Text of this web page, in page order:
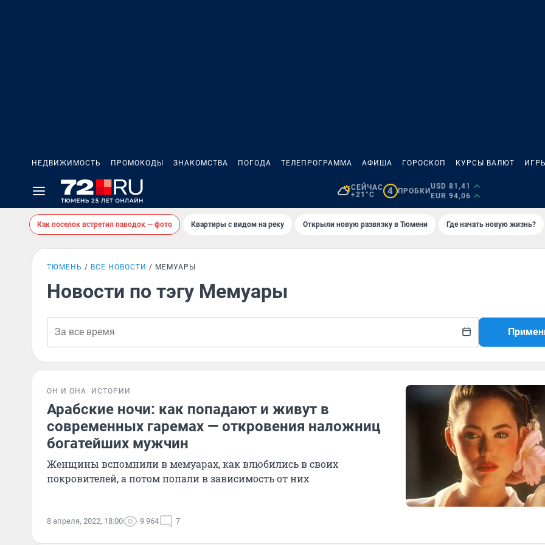
НЕДВИЖИМОСТЬ ПРОМОКОДЫ ЗНАКОМСТВА ПОГОДА ТЕЛЕПРОГРАММА АФИША ГОРОСКОП КУРСЫ ВАЛЮТ
СЕЙЧАС
+21°C
4 ПРОБКИ
USD 81,41
EUR 94,06
Как поселок встретил паводок — фото Квартиры с видом на реку Открыли новую развязку в Тюмени Где начать новую жизнь?
ТЮМЕНЬ ВСЕ НОВОСТИ МЕМУАРЫ
Новости по тэгу Мемуары
ОН И ОНА ИСТОРИИ
Арабские ночи: как попадают и живут в
современных гаремах — откровения наложниц
богатейших мужчин
Женщины вспомнили в мемуарах, как влюбились в своих
покровителей, а потом попали в зависимость от них
8 апреля, 2022, 18:00 9 964 7